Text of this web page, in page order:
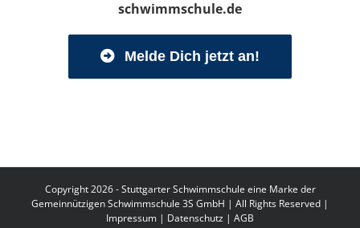
schwimmschule.de
Melde Dich jetzt an!
Copyright 2026 - Stuttgarter Schwimmschule eine Marke der
Gemeinnützigen Schwimmschule 3S GmbH | All Rights Reserved |
Impressum | Datenschutz | AGB